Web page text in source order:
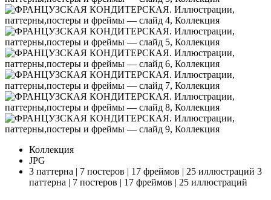
Коллекция
JPG
3 паттерна | 7 постеров | 17 фреймов | 25 иллюстраций 3
паттерна | 7 постеров | 17 фреймов | 25 иллюстраций